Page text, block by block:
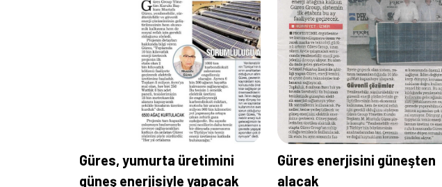
Güres, yumurta üretimini
güneş enerjisiyle yapacak
Güres enerjisini güneşten
alacak